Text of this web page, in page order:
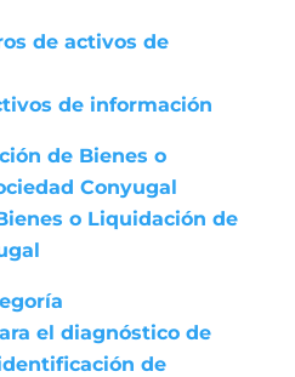
de activos de
de información
de Bienes o
Conyugal
o Liquidación de
el diagnóstico de
de